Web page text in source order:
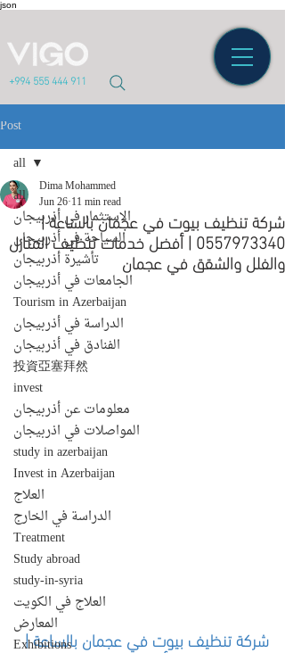
json
+994 555 444 911
Post
all
الاستثمار في أذربيجان
السياحة في أذربيجان
تأشيرة أذربيجان
الجامعات في أذربيجان
Tourism in Azerbaijan
الدراسة في أذربيجان
الفنادق في أذربيجان
投資亞塞拜然
invest
معلومات عن أذربيجان
المواصلات في اذربيجان
study in azerbaijan
Invest in Azerbaijan
العلاج
الدراسة في الخارج
Treatment
Study abroad
study-in-syria
العلاج في الكويت
المعارض
Exhibitions
all
شركة تنظيف بيوت في عجمان بالساعة |
0557973340 | أفضل خدمات تنظيف المنازل
والفلل والشقق في عجمان
Dima Mohammed
Jun 26 11 min read
شركة تنظيف بيوت في عجمان بالساعة |